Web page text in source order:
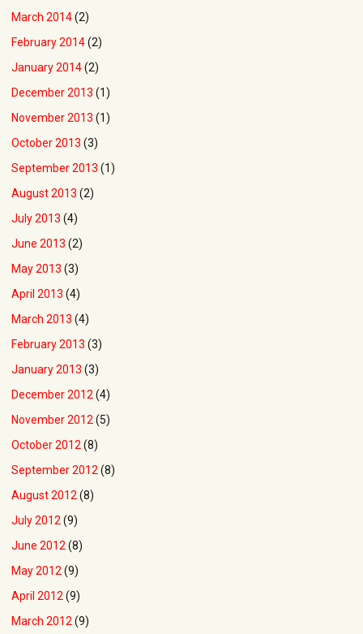
March 2014(2)
February 2014(2)
January 2014(2)
December 2013 (1)
November 2013 (1)
October 2013 (3)
September 2013 (1)
August 2013 (2)
July 2013 (4)
June 2013 (2)
May 2013 (3)
April 2013 (4)
March 2013 (4)
February 2013 (3)
January 2013 (3)
December 2012 (4)
November 2012 (5)
October 2012 (8)
September 2012 (8)
August 2012 (8)
July 2012 (9)
June 2012 (8)
May 2012 (9)
April 2012 (9)
March 2012 (9)